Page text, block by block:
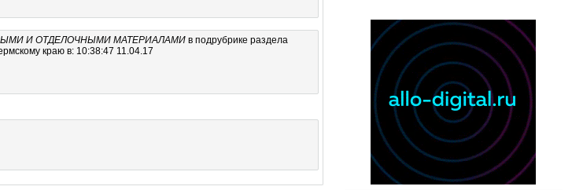
И ОТДЕЛОЧНЫМИ МАТЕРИАЛАМИ в подрубрике раздела
краю в: 10:38:47 11.04.17